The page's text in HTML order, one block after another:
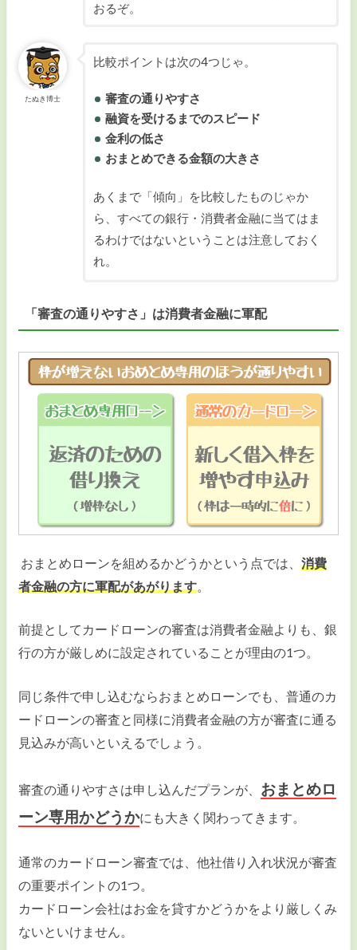
おるぞ。
たぬき博士
比較ポイントは次の4つじゃ。
審査の通りやすさ
融資を受けるまでのスピード
金利の低さ
おまとめできる金額の大きさ
あくまで「傾向」を比較したものじゃか
ら、すべての銀行・消費者金融に当てはま
るわけではないということは注意しておく
れ。
「審査の通りやすさ」は消費者金融に軍配
おまとめローンを組めるかどうかという点では、消費
者金融の方に軍配があがります
前提としてカードローンの審査は消費者金融よりも、銀
行の方が厳しめに設定されていることが理由の1つ。
同じ条件で申し込むならおまとめローンでも、普通のカ
ードローンの審査と同様に消費者金融の方が審査に通る
見込みが高いといえるでしょう。
審査の通りやすさは申し込んだプランが、 おまとめロ
ーン専用かどうかにも大きく関わってきます。
通常のカードローン審査では、他社借り入れ状況が審査
の重要ポイントの1つ。
カードローン会社はお金を貸すかどうかをより厳しくみ
ないといけません。